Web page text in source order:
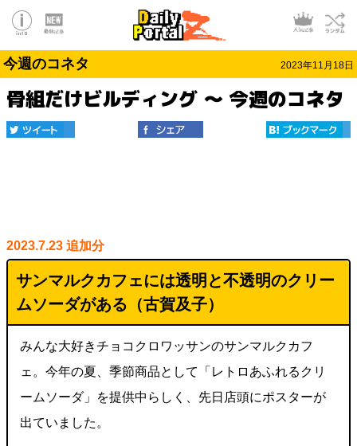
今週のコネタ 2023年11月18日
骨組だけビルディング ～ 今週のコネタ
2023.7.23 追加分
サンマルクカフェには透明と不透明のクリー
ムソーダがある（古賀及子）
みんな大好きチョコクロワッサンのサンマルクカフ
ェ。今年の夏、季節商品として「レトロあふれるクリ
ームソーダ」を提供中らしく、先日店頭にポスターが
出ていました。